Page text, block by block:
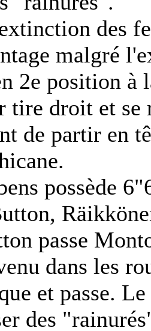
des
malgré
2e position à
tire droit et se
de partir en
possède
passe
dans les
et passe.
des